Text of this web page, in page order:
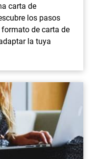
carta de
los pasos
de carta de
la tuya